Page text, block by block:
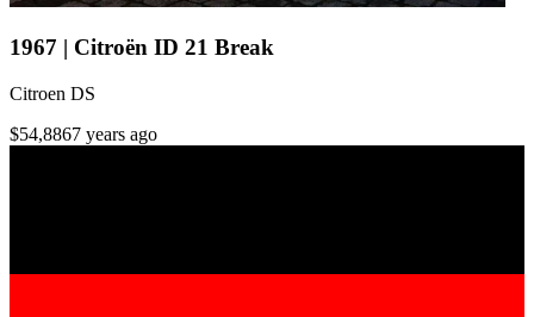
1967 | Citroën ID 21 Break
Citroen DS
$54,8867 years ago